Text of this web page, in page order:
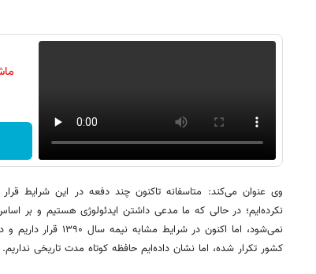
وی عنوان می‌کند: ‌متاسفانه تاکنون چند دفعه در این شرایط قرار
نکرده‌ایم؛ در حالی که ما مدعی داشتن ایدئولوژی هستیم و بر
کشور تکرار شده، اما نشان داده‌ایم حافظه کوتاه مدت تاریخی نداریم.